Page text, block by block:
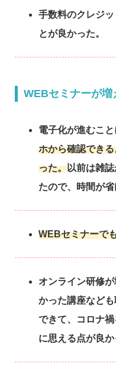
手数料のクレジ
とが良かった。
WEBセミナーが増
電子化が進むこと
ホから確認でき
った。以前は雑
たので、時間が省
WEBセミナーで
オンライン研修
かった講座など
できて、コロナ
に思える点が良か